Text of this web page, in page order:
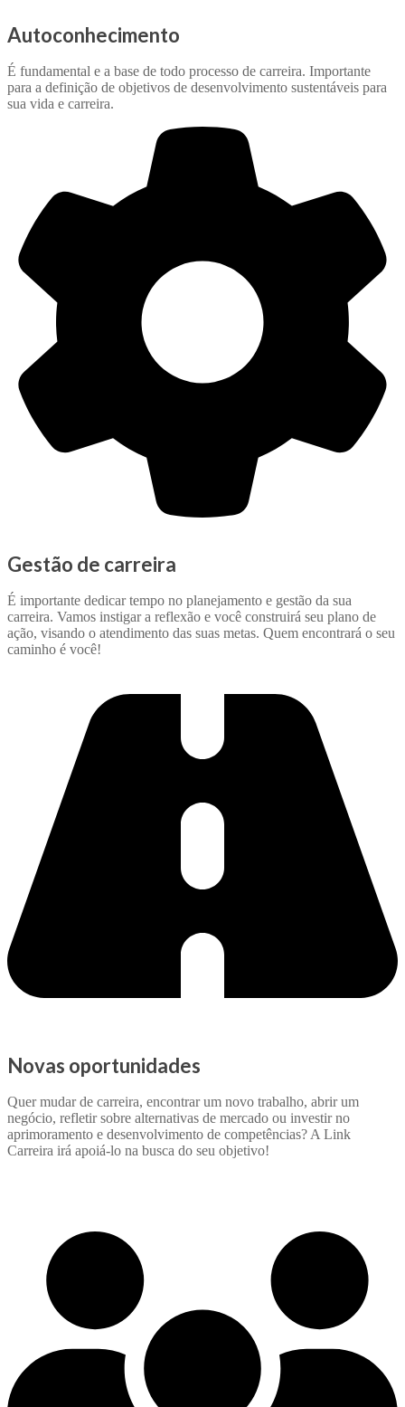
Autoconhecimento
É fundamental e a base de todo processo de carreira. Importante
para a definição de objetivos de desenvolvimento sustentáveis para
sua vida e carreira.
Gestão de carreira
É importante dedicar tempo no planejamento e gestão da sua
carreira. Vamos instigar a reflexão e você construirá seu plano de
ação, visando o atendimento das suas metas. Quem encontrará o seu
caminho é você!
Novas oportunidades
Quer mudar de carreira, encontrar um novo trabalho, abrir um
negócio, refletir sobre alternativas de mercado ou investir no
aprimoramento e desenvolvimento de competências? A Link
Carreira irá apoiá-lo na busca do seu objetivo!